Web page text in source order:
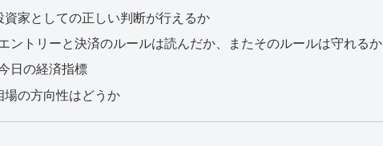
資家としての正しい判断が行えるか
ントリーと決済のルールは読んだか、またそのルールは守れるか
日の経済指標
場の方向性はどうか